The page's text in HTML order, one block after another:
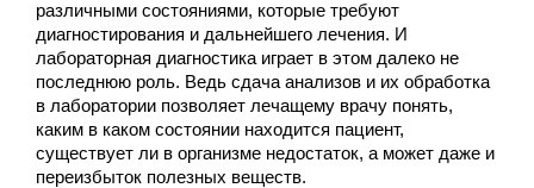
различными состояниями, которые требуют
диагностирования и дальнейшего лечения. И
лабораторная диагностика играет в этом далеко не
последнюю роль. Ведь сдача анализов и их обработка
в лаборатории позволяет лечащему врачу понять,
каким в каком состоянии находится пациент,
существует ли в организме недостаток, а может даже и
переизбыток полезных веществ.